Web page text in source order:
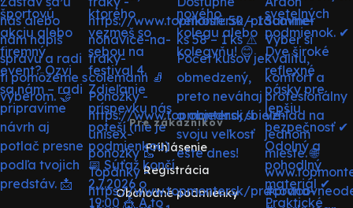
Pre zákazníkov
Prihlásenie
Registrácia
Obchodné podmienky